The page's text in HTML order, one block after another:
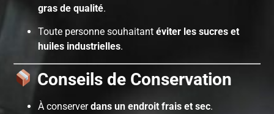
gras de qualité.
Toute personne souhaitantéviter les sucres et
huiles industrielles.
Conseils de Conservation
À conserverdans un endroit frais et sec.